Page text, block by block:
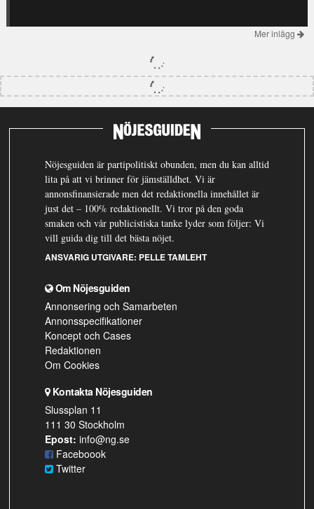
Mer inlägg
Nöjesguiden är partipolitiskt obunden, men du kan alltid
lita på att vi brinner för jämställdhet. Vi är
annonsfinansierade men det redaktionella innehållet är
just det – 100% redaktionellt. Vi tror på den goda
smaken och vår publicistiska tanke lyder som följer: Vi
vill guida dig till det bästa nöjet.
ANSVARIG UTGIVARE: PELLE TAMLEHT
Om Nöjesguiden
Annonsering och Samarbeten
Annonsspecifikationer
Koncept och Cases
Redaktionen
Om Cookies
Kontakta Nöjesguiden
Slussplan 11
111 30 Stockholm
Epost: info@ng.se
Faceboook
Twitter